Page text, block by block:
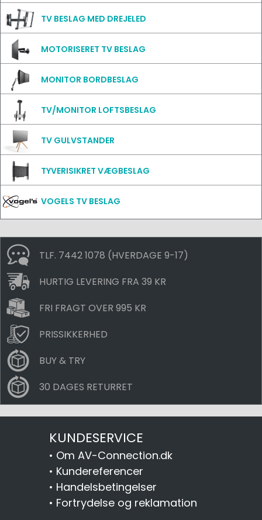
TV BESLAG MED DREJELED
MOTORISERET TV BESLAG
MONITOR BORDBESLAG
TV/MONITOR LOFTSBESLAG
TV GULVSTANDER
TYVERISIKRET VÆGBESLAG
VOGELS TV BESLAG
TLF. 7442 1078 (HVERDAGE 9-17)
HURTIG LEVERING FRA 39 KR
FRI FRAGT OVER 995 KR
PRISSIKKERHED
BUY & TRY
30 DAGES RETURRET
KUNDESERVICE
• Om AV-Connection.dk
• Kundereferencer
• Handelsbetingelser
• Fortrydelse og reklamation